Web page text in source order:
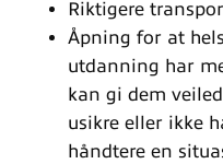
Riktigere
Åpning for at
utdanning har
kan gi dem
usikre eller ikke
håndtere en